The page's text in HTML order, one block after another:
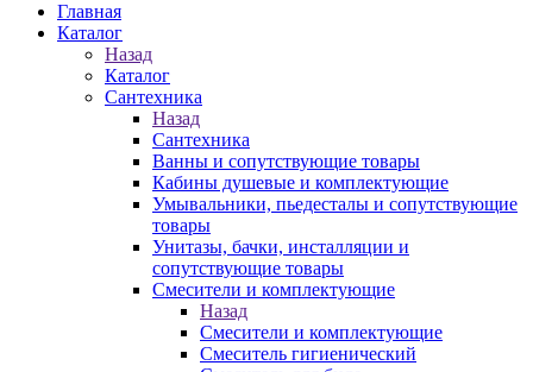
Главная
Каталог
Назад
Каталог
Сантехника
Назад
Сантехника
Ванны и сопутствующие товары
Кабины душевые и комплектующие
Умывальники, пьедесталы и сопутствующие
товары
Унитазы, бачки, инсталляции и
сопутствующие товары
Смесители и комплектующие
Назад
Смесители и комплектующие
Смеситель гигиенический